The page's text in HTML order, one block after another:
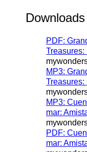
Downloads
PDF:
MP3:
MP3:
mar:
PDF:
mar: